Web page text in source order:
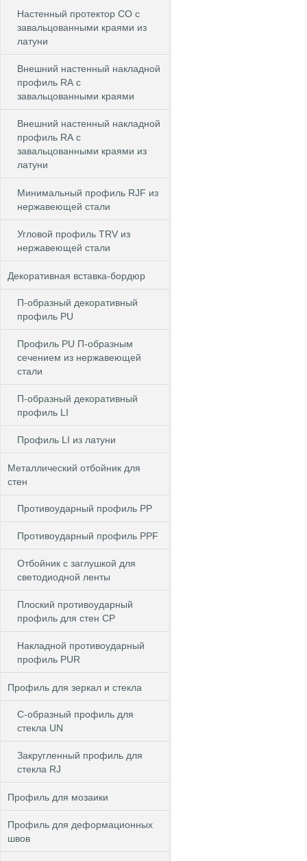
Настенный протектор СО с
завальцованными краями из
латуни
Внешний настенный накладной
профиль RА с
завальцованными краями
Внешний настенный накладной
профиль RА с
завальцованными краями из
латуни
Минимальный профиль RJF из
нержавеющей стали
Угловой профиль TRV из
нержавеющей стали
Декоративная вставка-бордюр
П-образный декоративный
профиль PU
Профиль PU П-образным
сечением из нержавеющей
стали
П-образный декоративный
профиль LI
Профиль LI из латуни
Металлический отбойник для
стен
Противоударный профиль PP
Противоударный профиль PPF
Отбойник с заглушкой для
светодиодной ленты
Плоский противоударный
профиль для стен CP
Накладной противоударный
профиль PUR
Профиль для зеркал и стекла
С-образный профиль для
стекла UN
Закругленный профиль для
стекла RJ
Профиль для мозаики
Профиль для деформационных
швов